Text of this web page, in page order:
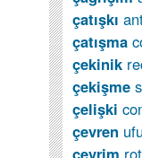
çatışkı
çatışma
çekinik
çekişme
çelişki
çevren
çevrim